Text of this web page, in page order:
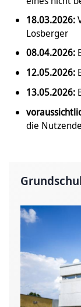
18.03.2026:
Losberger
08.04.2026:
12.05.2026:
13.05.2026:
die